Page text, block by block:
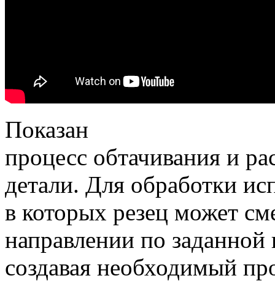
Показан
процесс обтачивания и
детали. Для обработки
в которых резец может
направлении по
создавая необходимый